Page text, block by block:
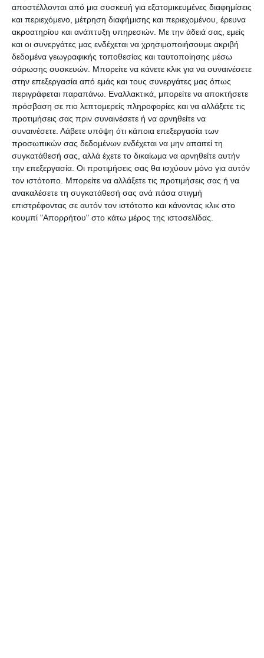
αποστέλλονται από μια συσκευή για εξατομικευμένες διαφημίσεις
και περιεχόμενο, μέτρηση διαφήμισης και περιεχομένου, έρευνα
ακροατηρίου και ανάπτυξη υπηρεσιών. Με την άδειά σας, εμείς
και οι συνεργάτες μας ενδέχεται να χρησιμοποιήσουμε ακριβή
δεδομένα γεωγραφικής τοποθεσίας και ταυτοποίησης μέσω
σάρωσης συσκευών. Μπορείτε να κάνετε κλικ για να συναινέσετε
στην επεξεργασία από εμάς και τους συνεργάτες μας όπως
περιγράφεται παραπάνω. Εναλλακτικά, μπορείτε να αποκτήσετε
πρόσβαση σε πιο λεπτομερείς πληροφορίες και να αλλάξετε τις
προτιμήσεις σας πριν συναινέσετε ή να αρνηθείτε να
συναινέσετε. Λάβετε υπόψη ότι κάποια επεξεργασία των
προσωπικών σας δεδομένων ενδέχεται να μην απαιτεί τη
συγκατάθεσή σας, αλλά έχετε το δικαίωμα να αρνηθείτε αυτήν
την επεξεργασία. Οι προτιμήσεις σας θα ισχύουν μόνο για αυτόν
τον ιστότοπο. Μπορείτε να αλλάξετε τις προτιμήσεις σας ή να
ανακαλέσετε τη συγκατάθεσή σας ανά πάσα στιγμή
επιστρέφοντας σε αυτόν τον ιστότοπο και κάνοντας κλικ στο
κουμπί "Απορρήτου" στο κάτω μέρος της ιστοσελίδας.
του.
Οι βλάβες των σεισμοπλήκτων χωρίζονται σε
γενικού και τοπικού χαρακτήρα.
Τα ερωτήματα της κοινής γνώμης εστιάζονται
στον τρόπο της επισκευής και στην αποζημίωση.
Γι’ αυτό οι μηχανικοί ανέφεραν πως πρέπει να
γίνει γνωστό ότι υπάρχουν δύο διαφορετικές
αποφάσεις και σύμφωνα με αυτές χρειάζεται
οριοθέτηση της περιοχής που έχει σεισμόπληκτα
και προσδιορισμός της χορήγησης στεγαστικής
συνδρομής.